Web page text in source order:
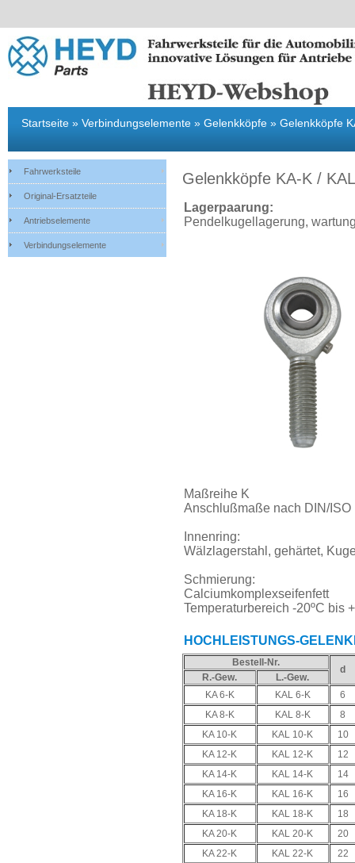
Fahrwerksteile Original-Ersatzteile Antriebselemente
Startseite » Verbindungselemente » Gelenkköpfe » Gelenkköpfe
Gelenkköpfe KA-K /
Lagerpaarung:
Pendelkugellagerung,
Maßreihe K
Anschlußmaße nach DIN/ISO
Innenring:
Wälzlagerstahl, gehärtet,
Schmierung:
Calciumkomplexseifenfett
Temperaturbereich -20ºC bis
HOCHLEISTUNGS-
Bestell-Nr.
d
R.-Gew.
L.-Gew.
KA 6-K
KAL 6-K
6
KA 8-K
KAL 8-K
8
KA 10-K
KAL 10-K
10
KA 12-K
KAL 12-K
12
KA 14-K
KAL 14-K
14
KA 16-K
KAL 16-K
16
KA 18-K
KAL 18-K
18
KA 20-K
KAL 20-K
20
KA 22-K
KAL 22-K
22
Fahrwerksteile
Original-Ersatzteile
Antriebselemente
Verbindungselemente